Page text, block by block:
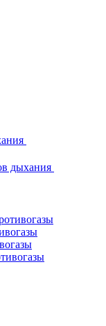
дыхания